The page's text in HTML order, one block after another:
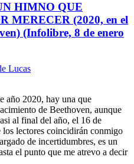
HIMNO QUE
MERECER (2020, en el
(Infolibre, 8 de enero
Lucas
año 2020, hay una que
de Beethoven, aunque
al final del año, el 16 de
lectores coincidirán conmigo
de incertidumbres, es un
el punto que me atrevo a decir